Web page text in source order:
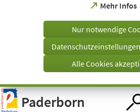
Visuelle
Assistenzsoftware
öffnen.
Mehr Infos
(Öffnet
einem
Tab)
Nur notwendige
Alle Cookies
Paderborn